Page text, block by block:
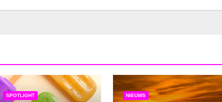
SPOTLIGHT NIEUWS